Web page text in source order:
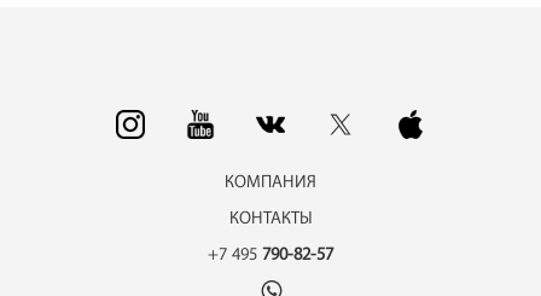
КОМПАНИЯ
КОНТАКТЫ
+7 495 790-82-57